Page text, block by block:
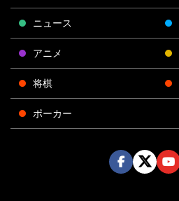
ニュース
アニメ
将棋
ポーカー